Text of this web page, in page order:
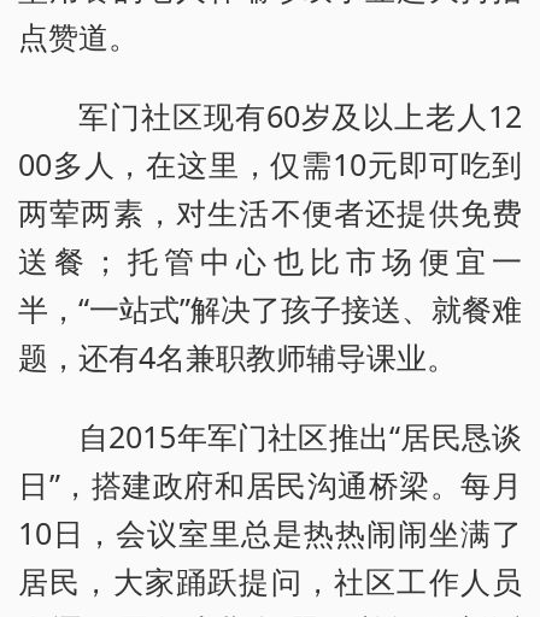
点赞道。
军门社区现有60岁及以上老人12
00多人，在这里，仅需10元即可吃到
两荤两素，对生活不便者还提供免费
送餐；托管中心也比市场便宜一
半，“一站式”解决了孩子接送、就餐难
题，还有4名兼职教师辅导课业。
自2015年军门社区推出“居民恳谈
日”，搭建政府和居民沟通桥梁。每月
10日，会议室里总是热热闹闹坐满了
居民，大家踊跃提问，社区工作人员